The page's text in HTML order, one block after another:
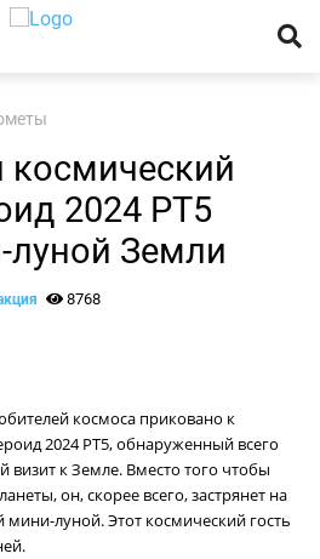
2024 PT5
луной Земли
8768
космоса приковано к
2024 PT5, обнаруженный всего
визит к Земле. Вместо того чтобы
он, скорее всего, застрянет на
мини-луной. Этот космический гость